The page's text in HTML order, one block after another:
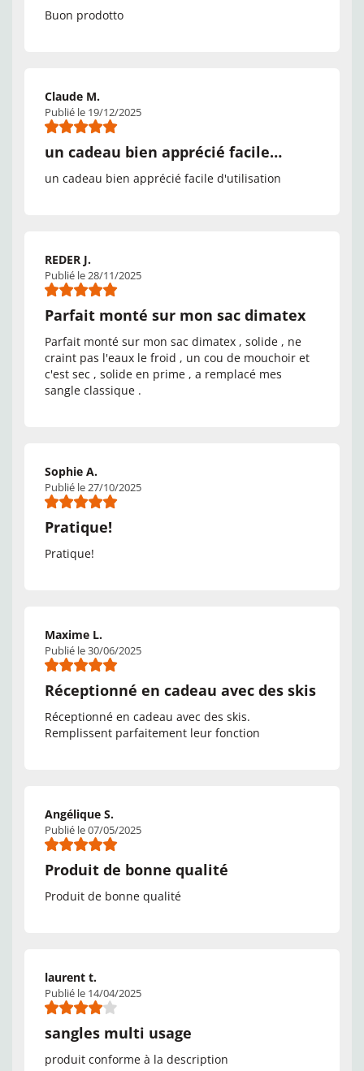
Buon prodotto
Claude M.
Publié le 19/12/2025
un cadeau bien apprécié facile…
un cadeau bien apprécié facile d'utilisation
REDER J.
Publié le 28/11/2025
Parfait monté sur mon sac dimatex
Parfait monté sur mon sac dimatex , solide , ne
craint pas l'eaux le froid , un cou de mouchoir et
c'est sec , solide en prime , a remplacé mes
sangle classique .
Sophie A.
Publié le 27/10/2025
Pratique!
Pratique!
Maxime L.
Publié le 30/06/2025
Réceptionné en cadeau avec des skis
Réceptionné en cadeau avec des skis.
Remplissent parfaitement leur fonction
Angélique S.
Publié le 07/05/2025
Produit de bonne qualité
Produit de bonne qualité
laurent t.
Publié le 14/04/2025
sangles multi usage
produit conforme à la description